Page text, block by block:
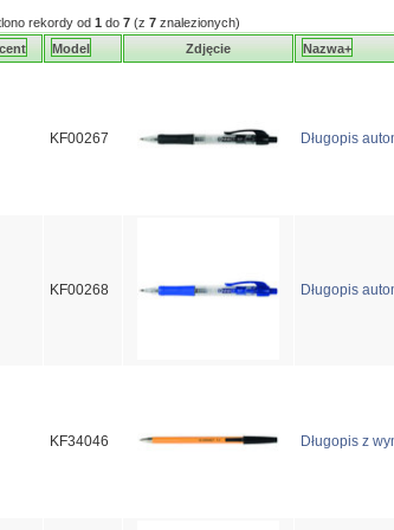
rekordy od 1 do 7 (z 7 znalezionych)
Model Zdjęcie Nazwa+
KF00267 Długopis
KF00268 Długopis
KF34046 Długopis z